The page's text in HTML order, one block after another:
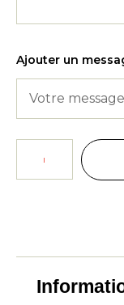
Ajouter un